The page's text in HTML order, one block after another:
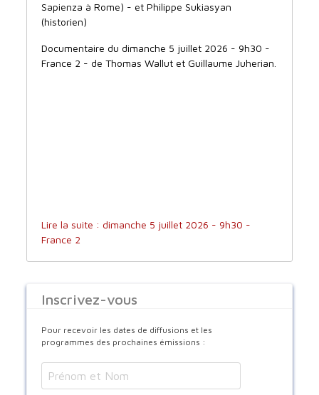
Sapienza à Rome) - et Philippe Sukiasyan
(historien)
Documentaire du dimanche 5 juillet 2026 - 9h30 -
France 2 - de Thomas Wallut et Guillaume Juherian.
Lire la suite : dimanche 5 juillet 2026 - 9h30 -
France 2
Inscrivez-vous
Pour recevoir les dates de diffusions et les
programmes des prochaines émissions :